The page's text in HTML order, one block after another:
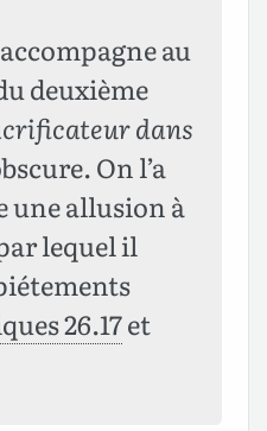
au
deuxième
dans
On l’a
une allusion à
lequel il
26.17et